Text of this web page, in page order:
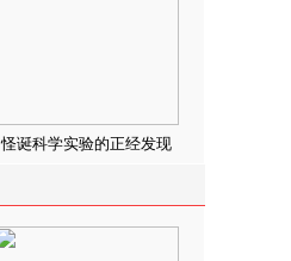
怪诞科学实验的正经发现